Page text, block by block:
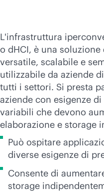
L'infrastruttura
o dHCI, è una
versatile, scalabile e
utilizzabile da aziende
tutti i settori. Si presta
aziende con esigenze
variabili che devono
elaborazione e storage
Può ospitare
diverse esigenze di
Consente di
storage